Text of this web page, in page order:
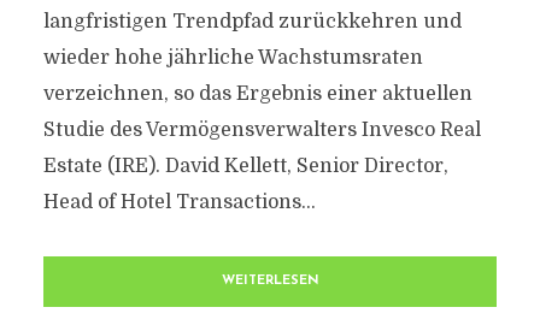
langfristigen Trendpfad zurückkehren und
wieder hohe jährliche Wachstumsraten
verzeichnen, so das Ergebnis einer aktuellen
Studie des Vermögensverwalters Invesco Real
Estate (IRE). David Kellett, Senior Director,
Head of Hotel Transactions...
WEITERLESEN